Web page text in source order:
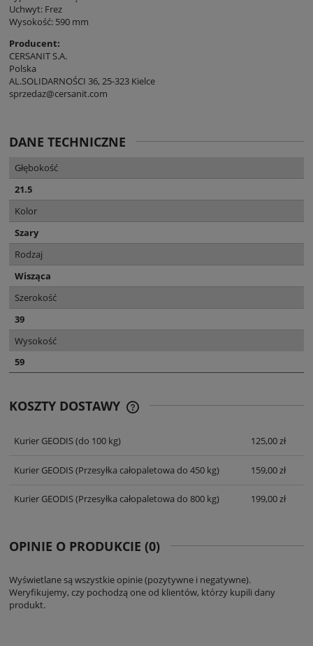
Uchwyt: Frez
Wysokość: 590 mm
Producent:
CERSANIT S.A.
Polska
AL.SOLIDARNOŚCI 36, 25-323 Kielce
sprzedaz@cersanit.com
DANE TECHNICZNE
Głębokość
21.5
Kolor
Szary
Rodzaj
Wisząca
Szerokość
39
Wysokość
59
KOSZTY DOSTAWY
Kurier GEODIS(do 100 kg) 125,00 zł
Kurier GEODIS(Przesyłka całopaletowa do 450 kg) 159,00 zł
Kurier GEODIS(Przesyłka całopaletowa do 800 kg) 199,00 zł
OPINIE O PRODUKCIE (0)
Wyświetlane są wszystkie opinie (pozytywne i negatywne).
Weryfikujemy, czy pochodzą one od klientów, którzy kupili dany
produkt.